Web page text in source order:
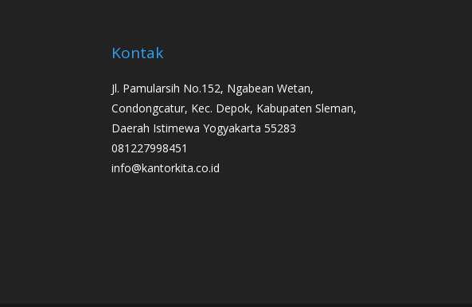
Kontak
Jl. Pamularsih No.152, Ngabean Wetan,
Condongcatur, Kec. Depok, Kabupaten Sleman,
Daerah Istimewa Yogyakarta 55283
081227998451
info@kantorkita.co.id